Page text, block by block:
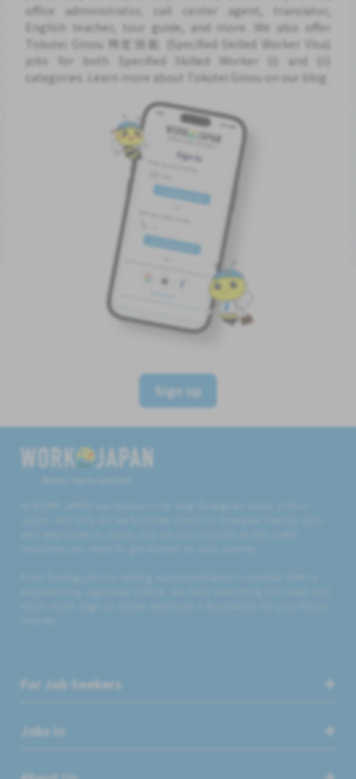
office administrator, call center agent, translator,
English teacher, tour guide, and more. We also offer
Tokutei Ginou 特定技能 (Specified Skilled Worker Visa)
jobs for both Specified Skilled Worker (i) and (ii)
categories. Learn more about Tokutei Ginou on our blog.
Sign up
For Job Seekers
Jobs in